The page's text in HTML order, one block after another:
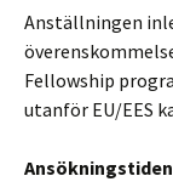
Anställningen
Fellowship
utanför EU/EES